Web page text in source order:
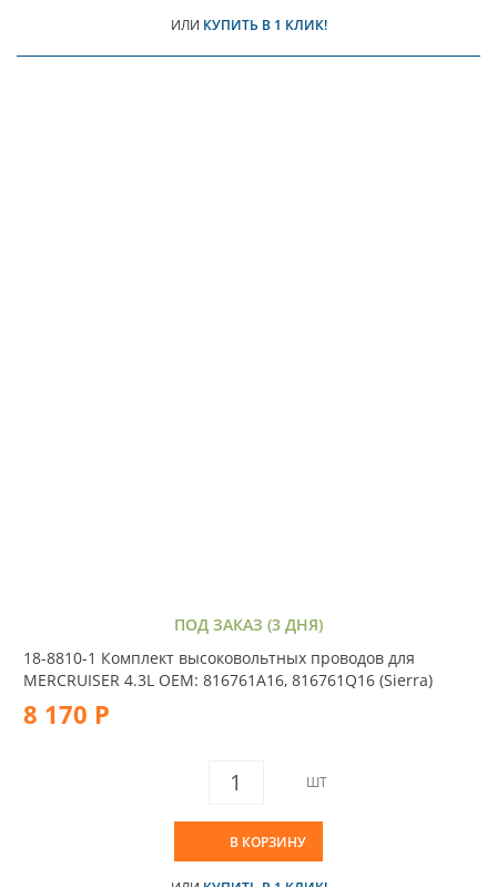
ИЛИ КУПИТЬ В 1 КЛИК!
ПОД ЗАКАЗ (3 ДНЯ)
18-8810-1 Комплект высоковольтных проводов для
MERCRUISER 4.3L OEM: 816761A16, 816761Q16 (Sierra)
8 170 Р
ШТ
В КОРЗИНУ